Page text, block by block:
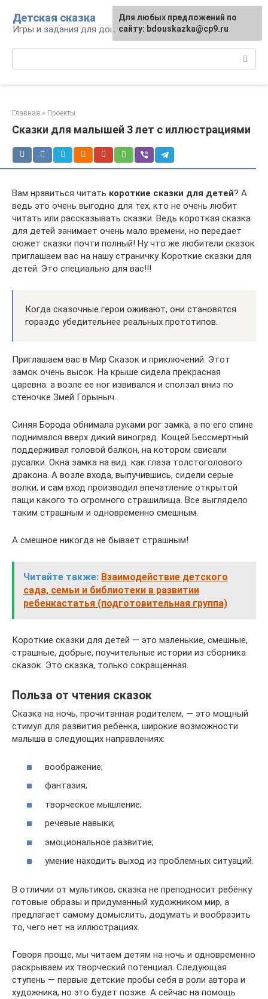
контенту
Детская сказка
Игры и задания для дошкольников
Главная » Проекты
Сказки для малышей 3 лет с иллюстрациями
Вам нравиться читать короткие сказки для детей? А
ведь это очень выгодно для тех, кто не очень любит
читать или рассказывать сказки. Ведь короткая сказка
для детей занимает очень мало времени, но передает
сюжет сказки почти полный! Ну что же любители сказок
приглашаем вас на нашу страничку Короткие сказки для
детей. Это специально для вас!!!
Когда сказочные герои оживают, они становятся
гораздо убедительнее реальных прототипов.
Приглашаем вас в Мир Сказок и приключений. Этот
замок очень высок. На крыше сидела прекрасная
царевна. а возле ее ног извивался и сползал вниз по
стеночке Змей Горыныч.
Синяя Борода обнимала руками рог замка, а по его спине
поднимался вверх дикий виноград. Кощей Бессмертный
поддерживал головой балкон, на котором свисали
русалки. Окна замка на вид. как глаза толстоголового
дракона. А возле входа, выпучившись, сидели серые
волки, и сам вход производил впечатление открытой
пащи какого то огромного страшилища. Все выглядело
таким страшным и одновременно смешным.
А смешное никогда не бывает страшным!
Читайте также: Взаимодействие детского
сада, семьи и библиотеки в развитии
ребенкастатья (подготовительная группа)
Короткие сказки для детей — это маленькие, смешные,
страшные, добрые, поучительные истории из сборника
сказок. Это сказка, только сокращенная.
Польза от чтения сказок
Сказка на ночь, прочитанная родителем, — это мощный
стимул для развития ребёнка, широкие возможности
малыша в следующих направлениях:
воображение;
фантазия;
творческое мышление;
речевые навыки;
эмоциональное развитие;
умение находить выход из проблемных ситуаций.
В отличии от мультиков, сказка не преподносит ребёнку
готовые образы и придуманный художником мир, а
предлагает самому домыслить, додумать и вообразить
то, чего нет на иллюстрациях.
Говоря проще, мы читаем детям на ночь и одновременно
раскрываем их творческий потенциал. Следующая
ступень — первые детские пробы себя в роли автора и
художника, но это будет позже. А сейчас на помощь
Для любых предложений по
сайту: bdouskazka@cp9.ru